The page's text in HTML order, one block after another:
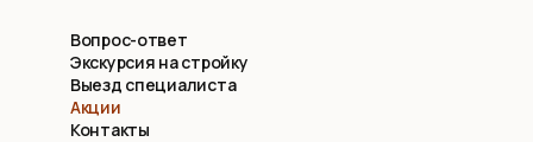
Вопрос-ответ
Экскурсия на стройку
Выезд специалиста
Акции
Контакты